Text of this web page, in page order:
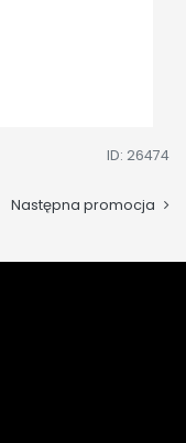
ID: 26474
Następna promocja